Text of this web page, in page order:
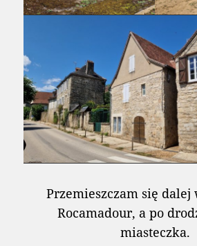
Przemieszczam się
Rocamadour, a po
miasteczka.